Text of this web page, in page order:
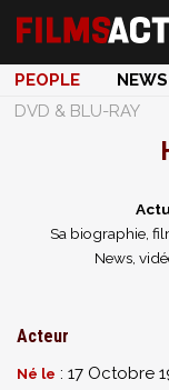
PEOPLE NEWS
DVD & BLU-RAY
Sa biographie,
News,
Acteur
Né le : 17 Octobre